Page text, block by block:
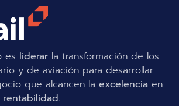
es liderar la transformación de los
y de aviación para desarrollar
que alcancen la excelencia en
rentabilidad.